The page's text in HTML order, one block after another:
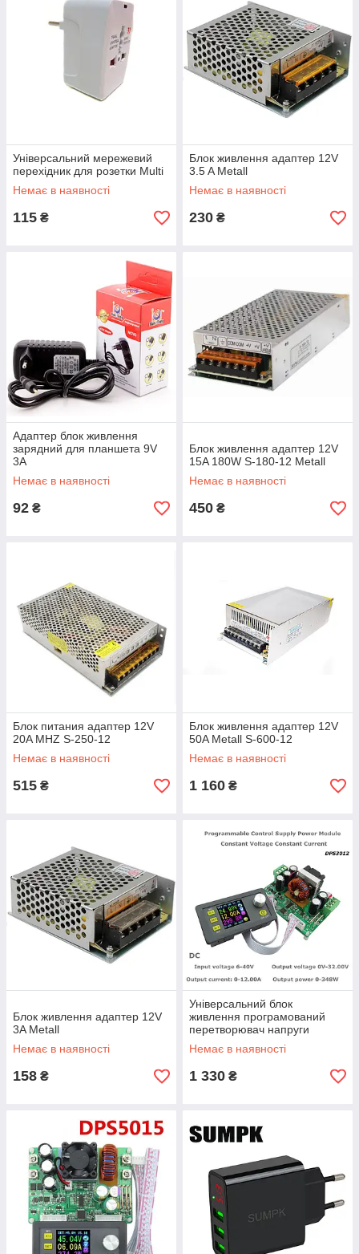
Універсальний мережевий
перехідник для розетки Multi
Немає в наявності
115 ₴
Блок живлення адаптер 12V
3.5 A Metall
Немає в наявності
230 ₴
Адаптер блок живлення
зарядний для планшета 9V
3A
Немає в наявності
92 ₴
Блок живлення адаптер 12V
15A 180W S-180-12 Metall
Немає в наявності
450 ₴
Блок питания адаптер 12V
20A MHZ S-250-12
Немає в наявності
515 ₴
Блок живлення адаптер 12V
50A Metall S-600-12
Немає в наявності
1 160 ₴
Блок живлення адаптер 12V
3A Metall
Немає в наявності
158 ₴
Універсальний блок
живлення програмований
перетворювач напруги
модуль DPS3012
Немає в наявності
1 330 ₴